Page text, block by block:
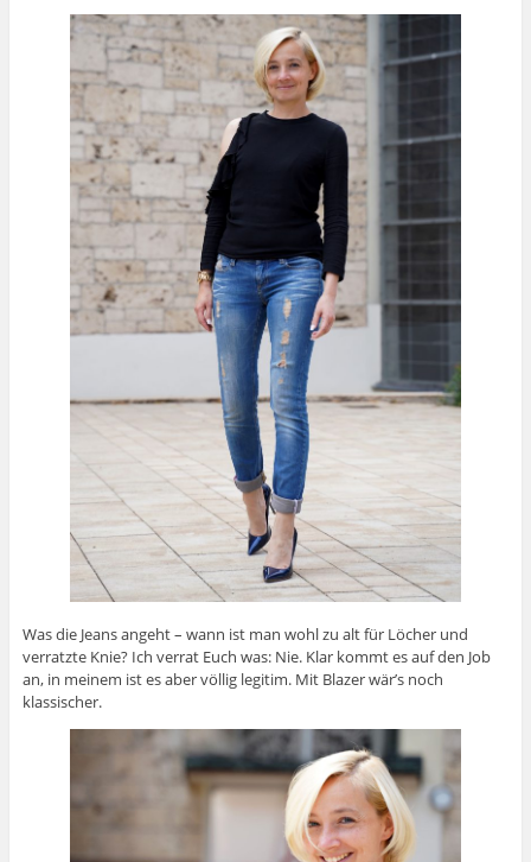
Was die Jeans angeht – wann ist man wohl zu alt für Löcher und
verratzte Knie? Ich verrat Euch was: Nie. Klar kommt es auf den Job
an, in meinem ist es aber völlig legitim. Mit Blazer wär’s noch
klassischer.